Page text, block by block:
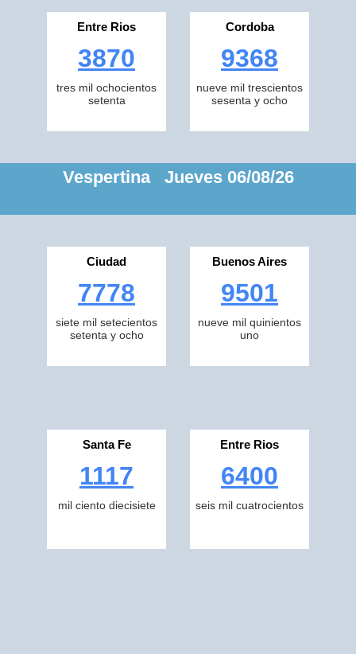
Entre Rios
3870
tres mil ochocientos
setenta
Cordoba
9368
nueve mil trescientos
sesenta y ocho
Vespertina Jueves 06/08/26
Ciudad
7778
siete mil setecientos
setenta y ocho
Buenos Aires
9501
nueve mil quinientos
uno
Santa Fe
1117
mil ciento diecisiete
Entre Rios
6400
seis mil cuatrocientos